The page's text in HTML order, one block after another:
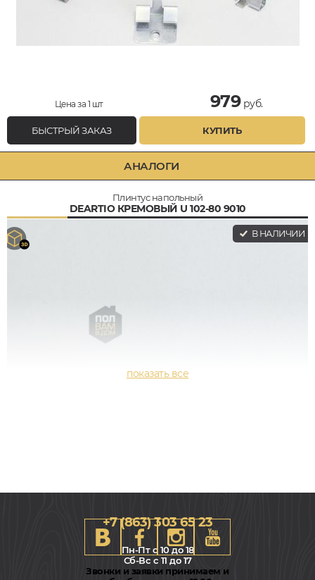
Цена за 1 шт 979руб.
БЫСТРЫЙ ЗАКАЗ КУПИТЬ
АНАЛОГИ
Плинтус напольный
DEARTIO КРЕМОВЫЙ U 102-80 9010
В НАЛИЧИИ
+7 (863) 303 65 23
Пн-Пт с 10 до 18
Сб-Вс с 11 до 17
Звонки и заявки принимаем и